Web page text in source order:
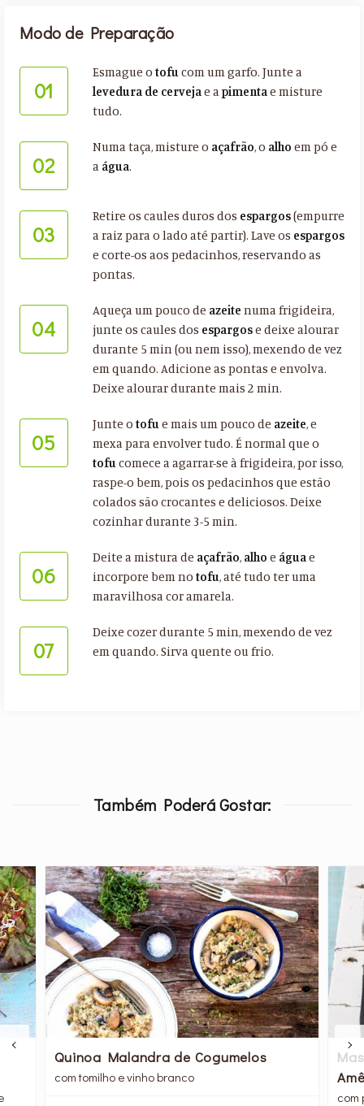
Modo de Preparação
01
Esmague o tofucom um garfo. Junte a
levedura de cervejae apimentae misture
tudo.
02
Numa taça, misture o açafrão, o alho em pó e
a água.
03
Retire os caules duros dos espargos(empurre
a raiz para o lado até partir). Lave os espargos
e corte-os aos pedacinhos, reservando as
pontas.
04
Aqueça um pouco de azeite numa frigideira,
junte os caules dos espargose deixe alourar
durante 5 min (ou nem isso), mexendo de vez
em quando. Adicione as pontas e envolva.
Deixe alourar durante mais 2 min.
05
Junte o tofue mais um pouco de azeite, e
mexa para envolver tudo. É normal que o
tofucomece a agarrar-se à frigideira, por isso,
raspe-o bem, pois os pedacinhos que estão
colados são crocantes e deliciosos. Deixe
cozinhar durante 3-5 min.
06
Deite a mistura de açafrão, alho e águae
incorpore bem no tofu, até tudo ter uma
maravilhosa cor amarela.
07
Deixe cozer durante 5 min, mexendo de vez
em quando. Sirva quente ou frio.
Também Poderá Gostar:
Quinoa Malandra de Cogumelos
com tomilho e vinho branco
com